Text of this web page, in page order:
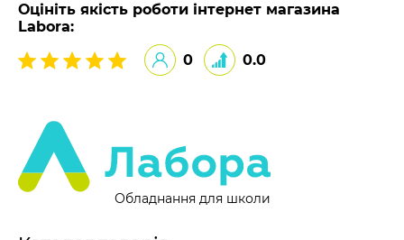
Оцініть якість роботи інтернет магазина
Labora:
0
0.0
Обладнання для школи